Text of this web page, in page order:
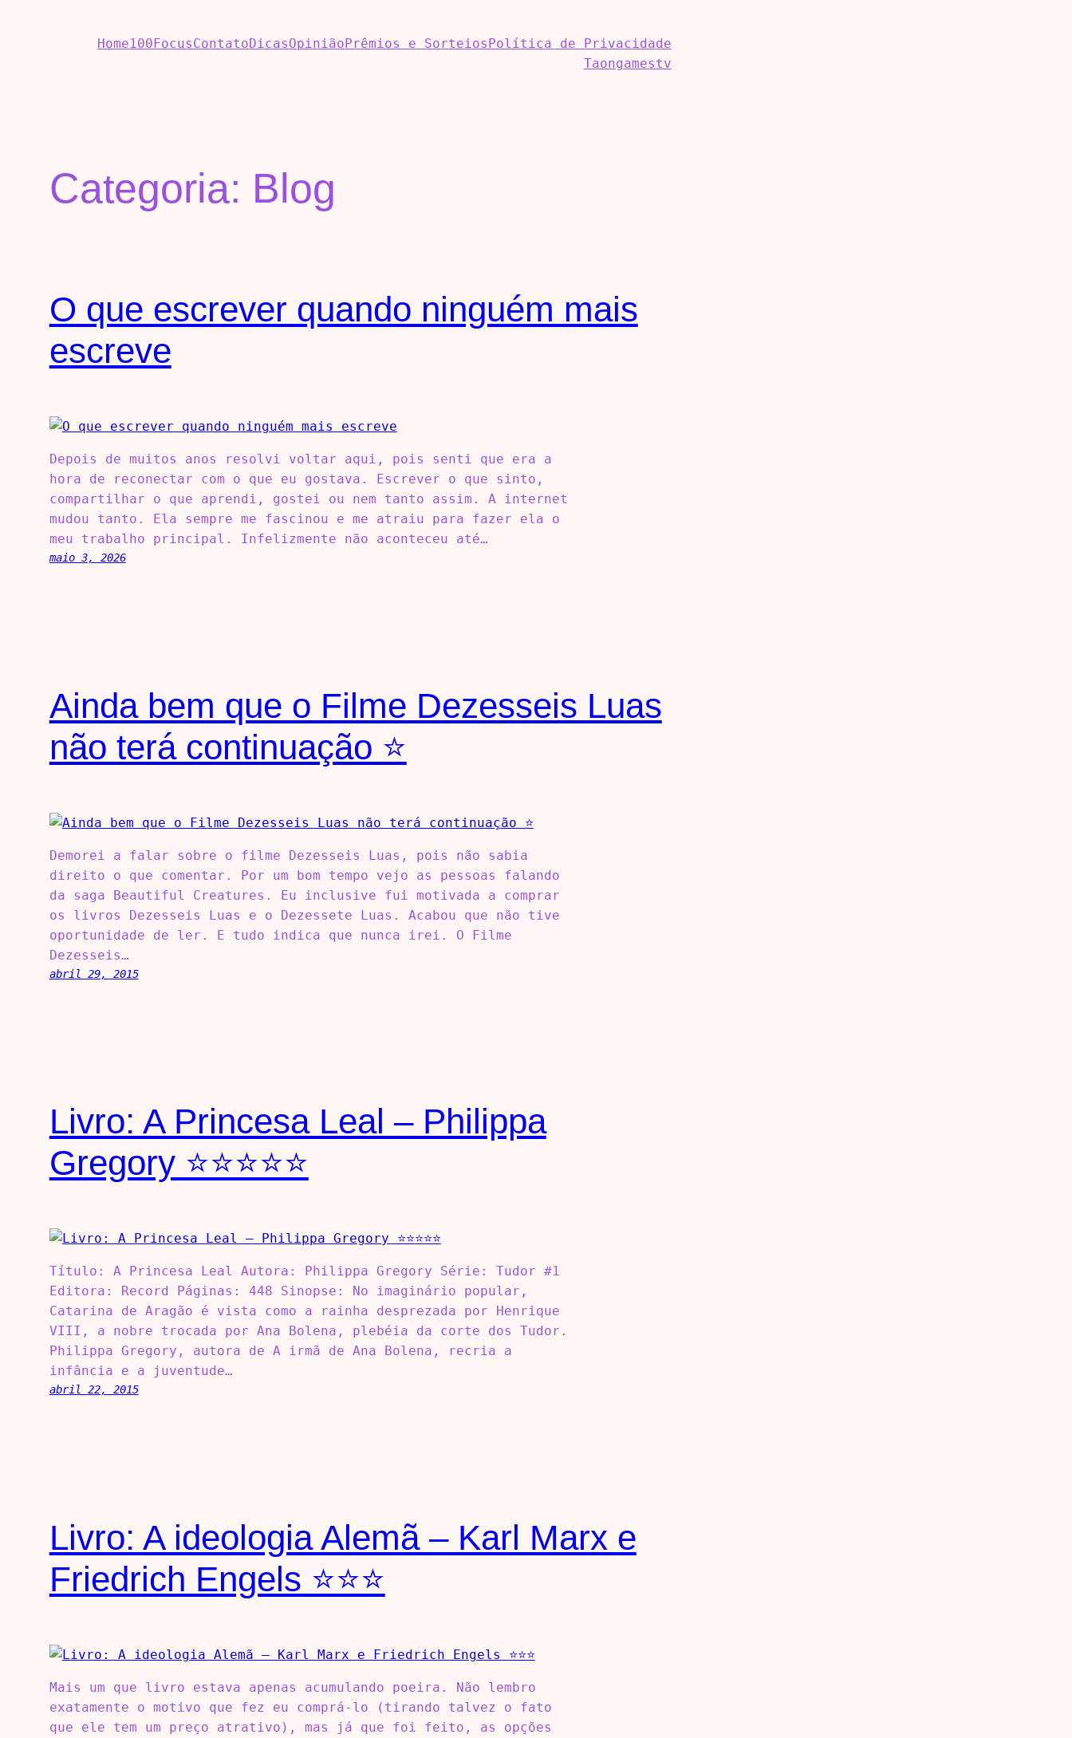
Home100FocusContatoDicasOpinião Prêmios e Sorteios Política de Privacidade
Taongamestv
Categoria: Blog
O que escrever quando ninguém mais
escreve
Depois de muitos anos resolvi voltar aqui, pois senti que era a
hora de reconectar com o que eu gostava. Escrever o que sinto,
compartilhar o que aprendi, gostei ou nem tanto assim. A internet
mudou tanto. Ela sempre me fascinou e me atraiu para fazer ela o
meu trabalho principal. Infelizmente não aconteceu até…
maio 3, 2026
Ainda bem que o Filme Dezesseis Luas
não terá continuação ⭐
Demorei a falar sobre o filme Dezesseis Luas, pois não sabia
direito o que comentar. Por um bom tempo vejo as pessoas falando
da saga Beautiful Creatures. Eu inclusive fui motivada a comprar
os livros Dezesseis Luas e o Dezessete Luas. Acabou que não tive
oportunidade de ler. E tudo indica que nunca irei. O Filme
Dezesseis…
abril 29, 2015
Livro: A Princesa Leal – Philippa
Gregory ⭐⭐⭐⭐⭐
Título: A Princesa Leal Autora: Philippa Gregory Série: Tudor #1
Editora: Record Páginas: 448 Sinopse: No imaginário popular,
Catarina de Aragão é vista como a rainha desprezada por Henrique
VIII, a nobre trocada por Ana Bolena, plebéia da corte dos Tudor.
Philippa Gregory, autora de A irmã de Ana Bolena, recria a
infância e a juventude…
abril 22, 2015
Livro: A ideologia Alemã – Karl Marx e
Friedrich Engels ⭐⭐⭐
Mais um que livro estava apenas acumulando poeira. Não lembro
exatamente o motivo que fez eu comprá-lo (tirando talvez o fato
que ele tem um preço atrativo), mas já que foi feito, as opções